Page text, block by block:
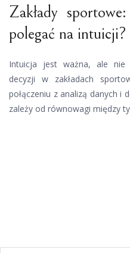
Zakłady
polegać na intuicji?
Intuicja jest ważna, ale nie
decyzji w zakładach
połączeniu z analizą danych i
zależy od równowagi między